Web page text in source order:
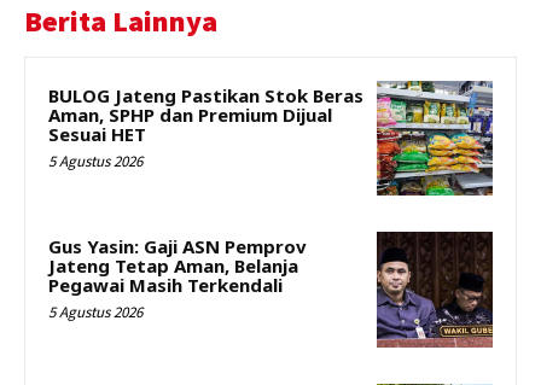
Berita Lainnya
BULOG Jateng Pastikan Stok Beras
Aman, SPHP dan Premium Dijual
Sesuai HET
5 Agustus 2026
Gus Yasin: Gaji ASN Pemprov
Jateng Tetap Aman, Belanja
Pegawai Masih Terkendali
5 Agustus 2026